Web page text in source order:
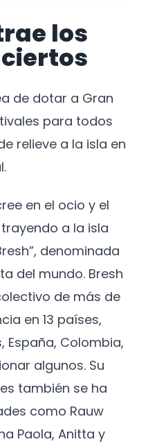
los
de dotar a Gran
para todos
relieve a la isla en
en el ocio y el
a la isla
denominada
del mundo. Bresh
de más de
en 13 países,
España, Colombia,
algunos. Su
también se ha
como Rauw
Paola, Anitta y